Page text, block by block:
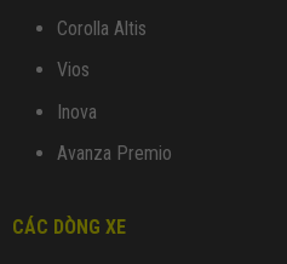
Corolla Altis
Vios
Inova
Avanza Premio
CÁC DÒNG XE